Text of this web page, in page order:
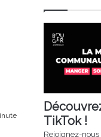
TikTok !
Rejoignez-